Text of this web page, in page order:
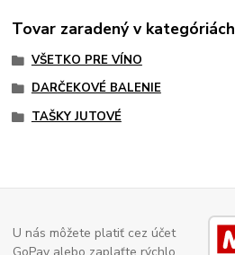
Tovar zaradený v kategóriách
VŠETKO PRE VÍNO
DARČEKOVÉ BALENIE
TAŠKY JUTOVÉ
U nás môžete platiť cez účet